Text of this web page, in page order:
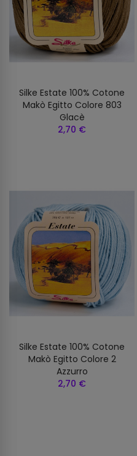
Silke Estate 100% Cotone
Makò Egitto Colore 803
Glacè
2,70 €
Silke Estate 100% Cotone
Makò Egitto Colore 2
Azzurro
2,70 €